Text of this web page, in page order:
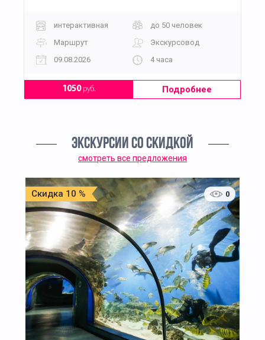
интерактивная
до 50 человек
Маршрут
Экскурсовод
09.08.2026
4 часа
1050руб. Подробнее
ЭКСКУРСИИ СО СКИДКОЙ
смотреть все предложения
Скидка 10 % 0